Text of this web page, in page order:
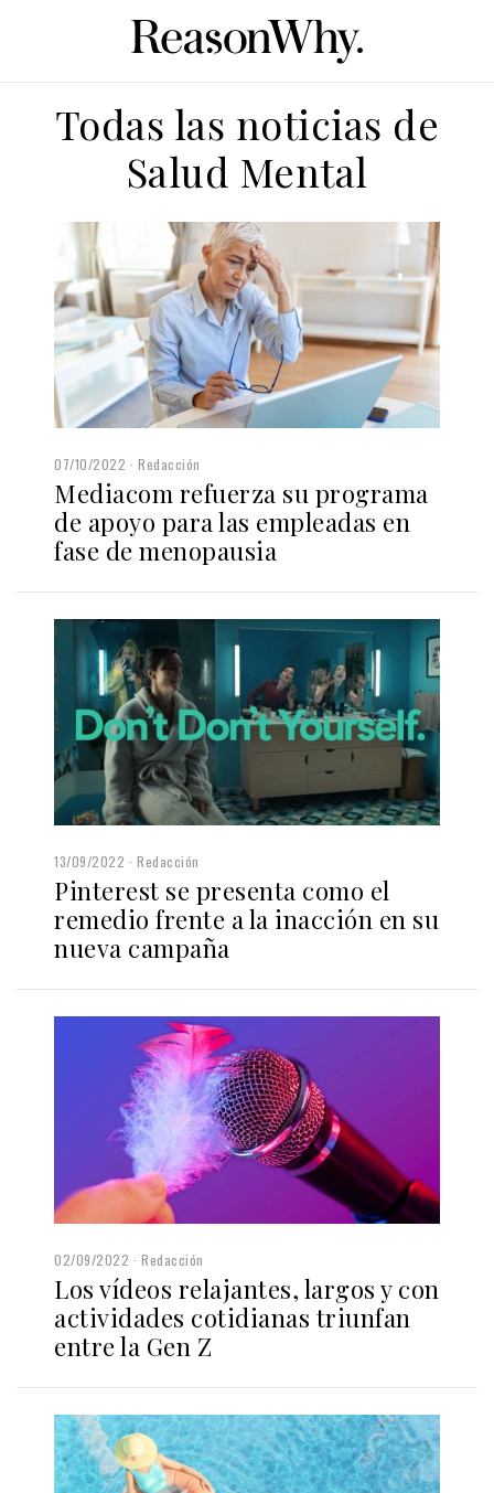
Todas las noticias de
Salud Mental
07/10/2022 Redacción
Mediacom refuerza su programa
de apoyo para las empleadas en
fase de menopausia
13/09/2022 Redacción
Pinterest se presenta como el
remedio frente a la inacción en su
nueva campaña
02/09/2022 Redacción
Los vídeos relajantes, largos y con
actividades cotidianas triunfan
entre la Gen Z